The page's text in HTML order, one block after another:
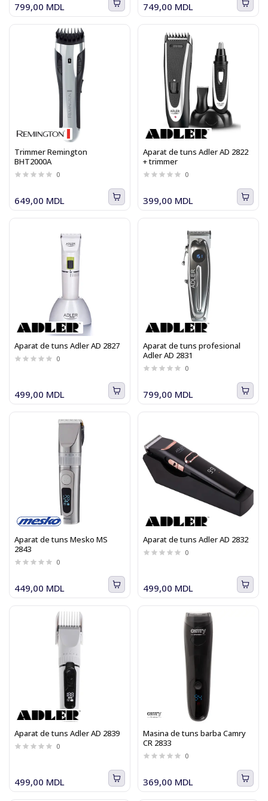
799,00 MDL 749,00 MDL
Trimmer Remington
BHT2000A
0
649,00 MDL
Aparat de tuns Adler AD 2822
+ trimmer
0
399,00 MDL
Aparat de tuns Adler AD 2827
0
499,00 MDL
Aparat de tuns profesional
Adler AD 2831
0
799,00 MDL
Aparat de tuns Mesko MS
2843
0
449,00 MDL
Aparat de tuns Adler AD 2832
0
499,00 MDL
Aparat de tuns Adler AD 2839
0
499,00 MDL
Masina de tuns barba Camry
CR 2833
0
369,00 MDL